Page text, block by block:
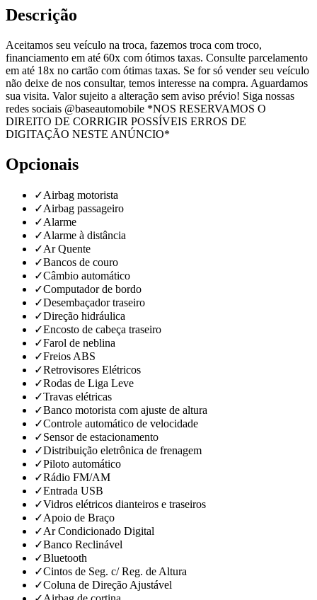
Descrição
Aceitamos seu veículo na troca, fazemos troca com troco,
financiamento em até 60x com ótimos taxas. Consulte parcelamento
em até 18x no cartão com ótimas taxas. Se for só vender seu veículo
não deixe de nos consultar, temos interesse na compra. Aguardamos
sua visita. Valor sujeito a alteração sem aviso prévio! Siga nossas
redes sociais @baseautomobile *NOS RESERVAMOS O
DIREITO DE CORRIGIR POSSÍVEIS ERROS DE
DIGITAÇÃO NESTE ANÚNCIO*
Opcionais
✓Airbag motorista
✓Airbag passageiro
✓Alarme
✓Alarme à distância
✓Ar Quente
✓Bancos de couro
✓Câmbio automático
✓Computador de bordo
✓Desembaçador traseiro
✓Direção hidráulica
✓Encosto de cabeça traseiro
✓Farol de neblina
✓Freios ABS
✓Retrovisores Elétricos
✓Rodas de Liga Leve
✓Travas elétricas
✓Banco motorista com ajuste de altura
✓Controle automático de velocidade
✓Sensor de estacionamento
✓Distribuição eletrônica de frenagem
✓Piloto automático
✓Rádio FM/AM
✓Entrada USB
✓Vidros elétricos dianteiros e traseiros
✓Apoio de Braço
✓Ar Condicionado Digital
✓Banco Reclinável
✓Bluetooth
✓Cintos de Seg. c/ Reg. de Altura
✓Coluna de Direção Ajustável